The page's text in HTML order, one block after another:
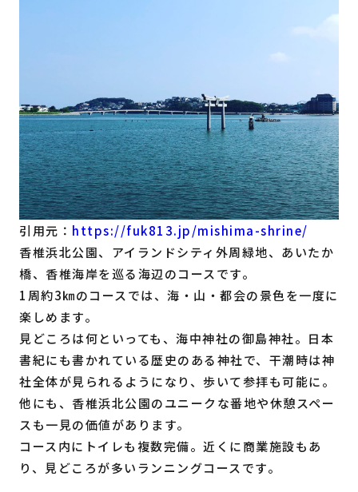
引用元： https://fuk813.jp/mishima-shrine/
香椎浜北公園、アイランドシティ外周緑地、あいたか
橋、香椎海岸を巡る海辺のコースです。
1周約3㎞のコースでは、海・山・都会の景色を一度に
楽しめます。
見どころは何といっても、海中神社の御島神社。日本
書紀にも書かれている歴史のある神社で、干潮時は神
社全体が見られるようになり、歩いて参拝も可能に。
他にも、香椎浜北公園のユニークな番地や休憩スペー
スも一見の価値があります。
コース内にトイレも複数完備。近くに商業施設もあ
り、見どころが多いランニングコースです。